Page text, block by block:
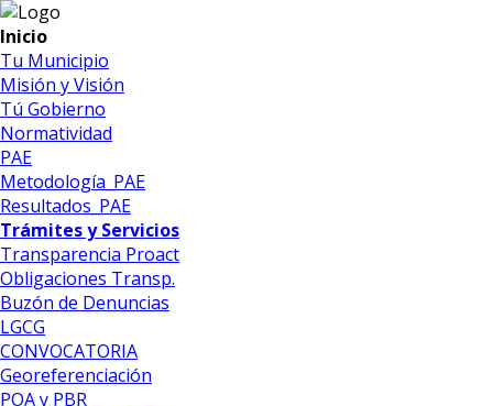
Inicio
Tu Municipio
Misión y Visión
Tú Gobierno
Normatividad
PAE
Metodología_PAE
Resultados_PAE
Trámites y Servicios
Transparencia Proact
Obligaciones Transp.
Buzón de Denuncias
LGCG
CONVOCATORIA
Georeferenciación
POA y PBR